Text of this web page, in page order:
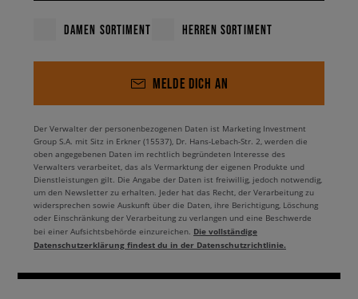
DAMEN SORTIMENT HERREN SORTIMENT
MELDE DICH AN
Der Verwalter der personenbezogenen Daten ist Marketing Investment
Group S.A. mit Sitz in Erkner (15537), Dr. Hans-Lebach-Str. 2, werden die
oben angegebenen Daten im rechtlich begründeten Interesse des
Verwalters verarbeitet, das als Vermarktung der eigenen Produkte und
Dienstleistungen gilt. Die Angabe der Daten ist freiwillig, jedoch notwendig,
um den Newsletter zu erhalten. Jeder hat das Recht, der Verarbeitung zu
widersprechen sowie Auskunft über die Daten, ihre Berichtigung, Löschung
oder Einschränkung der Verarbeitung zu verlangen und eine Beschwerde
bei einer Aufsichtsbehörde einzureichen. Die vollständige
Datenschutzerklärung findest du in der Datenschutzrichtlinie.